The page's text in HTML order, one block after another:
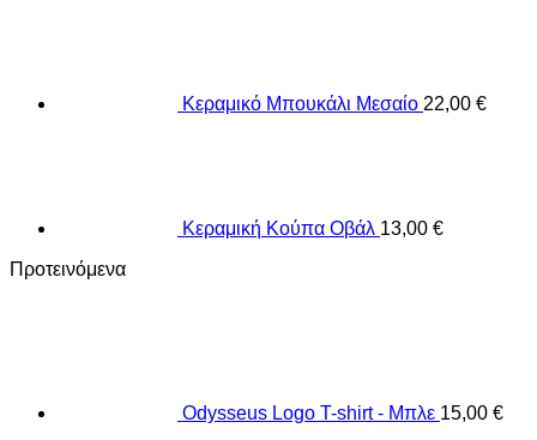
Κεραμικό Μπουκάλι Μεσαίο 22,00 €
Κεραμική Κούπα Οβάλ 13,00 €
Προτεινόμενα
Odysseus Logo T-shirt - Μπλε 15,00 €